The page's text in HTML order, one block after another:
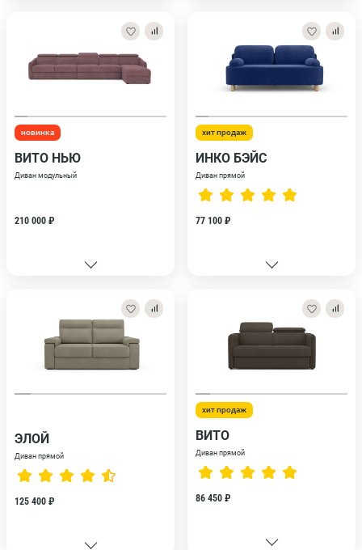
новинка
ВИТО НЬЮ
Диван модульный
210 000 ₽
хит продаж
ИНКО БЭЙС
Диван прямой
77 100 ₽
ЭЛОЙ
Диван прямой
125 400 ₽
хит продаж
ВИТО
Диван прямой
86 450 ₽